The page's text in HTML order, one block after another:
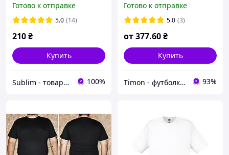
Готово к отправке
5.0 (14)
210₴
Купить
Sublim - товары для брендинга, рекламы и сувениров 100%
синяя ,футболка
огромного размера
9XL)
Готово к отправке
5.0 (3)
от377.60₴
Купить
Timon - футболки детские и взрослые однотонные 93%